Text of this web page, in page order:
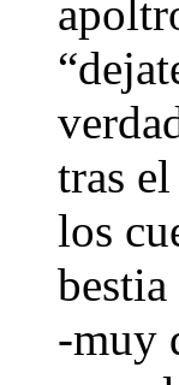
tras
los
-muy